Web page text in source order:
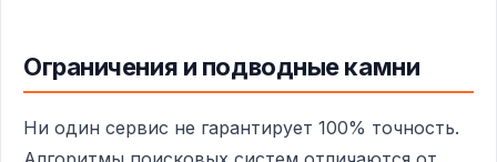
Ограничения и подводные камни
Ни один сервис не гарантирует 100% точность.